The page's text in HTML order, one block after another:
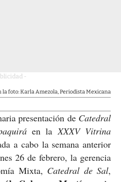
-
la foto: Karla Amezola, Periodista Mexicana
presentación de Catedral
en la XXXV Vitrina
a cabo la semana anterior
26 de febrero, la gerencia
Mixta, Catedral de Sal,